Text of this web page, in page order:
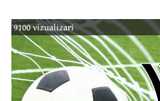
între 5 și 50 de ani,
constând în introducerea
9100 vizualizari